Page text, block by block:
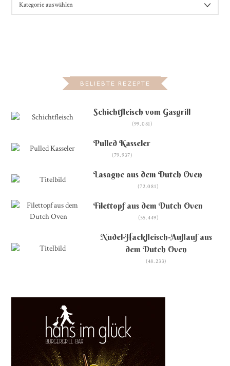
BELIEBTE REZEPTE
Schichtfleisch vom Gasgrill
(99.081)
Pulled Kasseler
(79.937)
Lasagne aus dem Dutch Oven
(72.081)
Filettopf aus dem Dutch Oven
(55.449)
Nudel-Hackfleisch-Auflauf aus
dem Dutch Oven
(48.233)